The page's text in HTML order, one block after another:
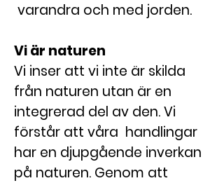
varandra och med jorden.
Vi är naturen
Vi inser att vi inte är skilda
från naturen utan är en
integrerad del av den. Vi
förstår att våra handlingar
har en djupgående inverkan
på naturen. Genom att